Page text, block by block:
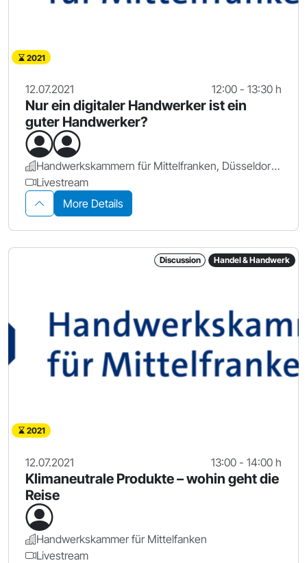
2021
12.07.2021 12:00 - 13:30 h
Nur ein digitaler Handwerker ist ein
guter Handwerker?
Handwerkskammern für Mittelfranken, Düsseldorf und Berlin, Mittelstand-Digital Zentrum Handwerk
Livestream
More Details
Discussion Handel & Handwerk
2021
12.07.2021 13:00 - 14:00 h
Klimaneutrale Produkte – wohin geht die
Reise
Handwerkskammer für Mittelfanken
Livestream